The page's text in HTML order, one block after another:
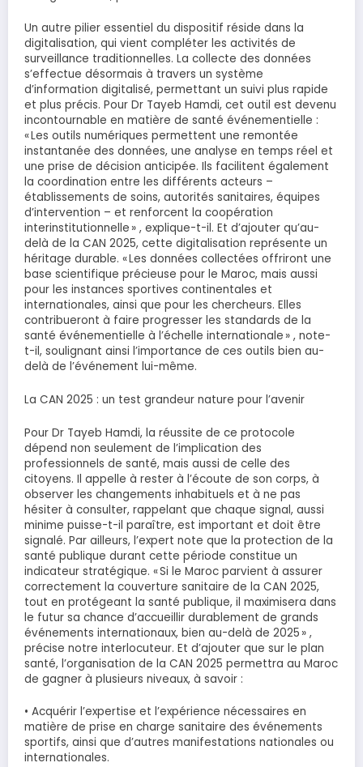
Un autre pilier essentiel du dispositif réside dans la
digitalisation, qui vient compléter les activités de
surveillance traditionnelles. La collecte des données
s’effectue désormais à travers un système
d’information digitalisé, permettant un suivi plus rapide
et plus précis. Pour Dr Tayeb Hamdi, cet outil est devenu
incontournable en matière de santé événementielle :
« Les outils numériques permettent une remontée
instantanée des données, une analyse en temps réel et
une prise de décision anticipée. Ils facilitent également
la coordination entre les différents acteurs –
établissements de soins, autorités sanitaires, équipes
d’intervention – et renforcent la coopération
interinstitutionnelle » , explique-t-il. Et d’ajouter qu’au-
delà de la CAN 2025, cette digitalisation représente un
héritage durable. « Les données collectées offriront une
base scientifique précieuse pour le Maroc, mais aussi
pour les instances sportives continentales et
internationales, ainsi que pour les chercheurs. Elles
contribueront à faire progresser les standards de la
santé événementielle à l’échelle internationale » , note-
t-il, soulignant ainsi l’importance de ces outils bien au-
delà de l’événement lui-même.
La CAN 2025 : un test grandeur nature pour l’avenir
Pour Dr Tayeb Hamdi, la réussite de ce protocole
dépend non seulement de l’implication des
professionnels de santé, mais aussi de celle des
citoyens. Il appelle à rester à l’écoute de son corps, à
observer les changements inhabituels et à ne pas
hésiter à consulter, rappelant que chaque signal, aussi
minime puisse-t-il paraître, est important et doit être
signalé. Par ailleurs, l’expert note que la protection de la
santé publique durant cette période constitue un
indicateur stratégique. « Si le Maroc parvient à assurer
correctement la couverture sanitaire de la CAN 2025,
tout en protégeant la santé publique, il maximisera dans
le futur sa chance d’accueillir durablement de grands
événements internationaux, bien au-delà de 2025 » ,
précise notre interlocuteur. Et d’ajouter que sur le plan
santé, l’organisation de la CAN 2025 permettra au Maroc
de gagner à plusieurs niveaux, à savoir :
• Acquérir l’expertise et l’expérience nécessaires en
matière de prise en charge sanitaire des événements
sportifs, ainsi que d’autres manifestations nationales ou
internationales.